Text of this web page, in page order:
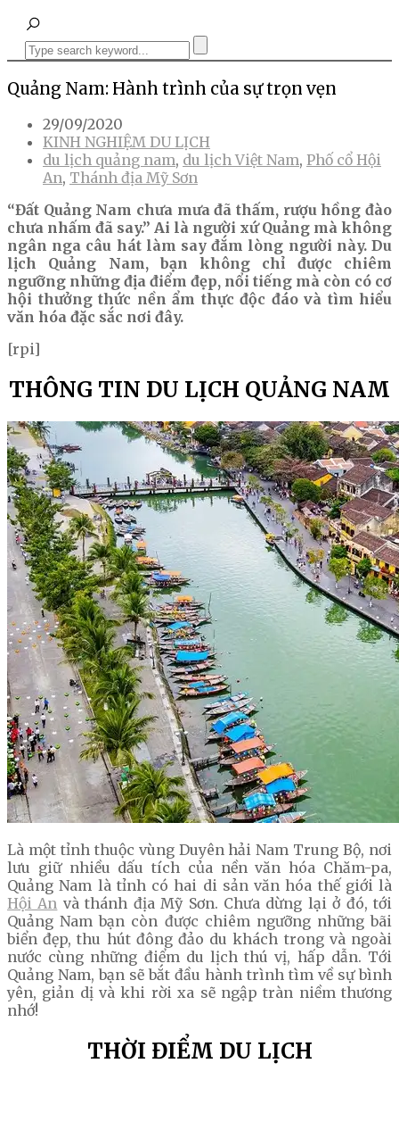
Quảng Nam: Hành trình của sự trọn vẹn
29/09/2020
KINH NGHIỆM DU LỊCH
du lịch quảng nam, du lịch Việt Nam, Phố cổ Hội
An, Thánh địa Mỹ Sơn
“Đất Quảng Nam chưa mưa đã thấm, rượu hồng đào
chưa nhấm đã say.” Ai là người xứ Quảng mà không
ngân nga câu hát làm say đắm lòng người này. Du
lịch Quảng Nam, bạn không chỉ được chiêm
ngưỡng những địa điểm đẹp, nổi tiếng mà còn có cơ
hội thưởng thức nền ẩm thực độc đáo và tìm hiểu
văn hóa đặc sắc nơi đây.
[rpi]
THÔNG TIN DU LỊCH QUẢNG NAM
Là một tỉnh thuộc vùng Duyên hải Nam Trung Bộ, nơi
lưu giữ nhiều dấu tích của nền văn hóa Chăm-pa,
Quảng Nam là tỉnh có hai di sản văn hóa thế giới là
Hội An và thánh địa Mỹ Sơn. Chưa dừng lại ở đó, tới
Quảng Nam bạn còn được chiêm ngưỡng những bãi
biển đẹp, thu hút đông đảo du khách trong và ngoài
nước cùng những điểm du lịch thú vị, hấp dẫn. Tới
Quảng Nam, bạn sẽ bắt đầu hành trình tìm về sự bình
yên, giản dị và khi rời xa sẽ ngập tràn niềm thương
nhớ!
THỜI ĐIỂM DU LỊCH